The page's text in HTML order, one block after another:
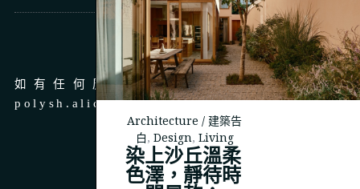
Architecture / 建築告
白, Design, Living
染上沙丘溫柔
色澤，靜待時
商務合作
如有任何廣告、商務合作，請 email 至
polysh.alice@gmail.com